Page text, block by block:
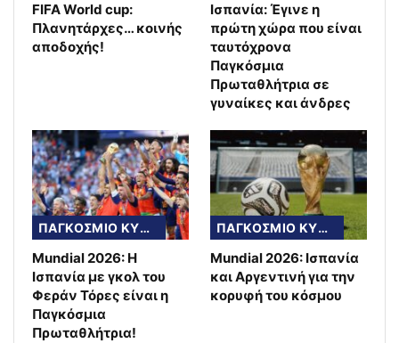
FIFA World cup:
Πλανητάρχες… κοινής
αποδοχής!
Ισπανία: Έγινε η
πρώτη χώρα που είναι
ταυτόχρονα
Παγκόσμια
Πρωταθλήτρια σε
γυναίκες και άνδρες
ΠΑΓΚΟΣΜΙΟ ΚΥΠΕΛΛΟ
Mundial 2026: Η
Ισπανία με γκολ του
Φεράν Τόρες είναι η
Παγκόσμια
Πρωταθλήτρια!
ΠΑΓΚΟΣΜΙΟ ΚΥΠΕΛΛΟ
Mundial 2026: Ισπανία
και Αργεντινή για την
κορυφή του κόσμου